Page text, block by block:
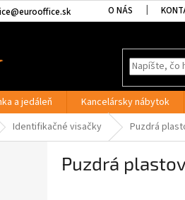
O NÁS
a jedáleň Kancelársky nábytok
Identifikačné visačky Puzdrá
Puzdrá